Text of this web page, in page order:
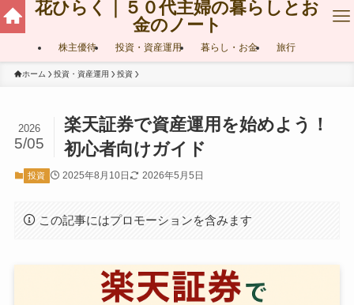
花ひらく｜５０代主婦の暮らしとお
金のノート
株主優待 投資・資産運用 暮らし・お金 旅行
ホーム 投資・資産運用 投資
楽天証券で資産運用を始めよう！
初心者向けガイド
2026
5/05
投資 2025年8月10日 2026年5月5日
この記事にはプロモーションを含みます